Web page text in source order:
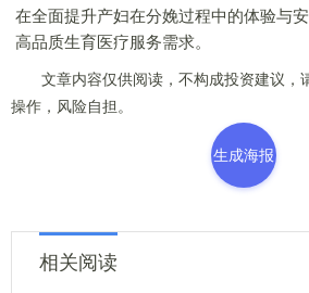
在全面提升产妇在分娩过程中的体验与
高品质生育医疗服务需求。
文章内容仅供阅读，不构成投资建议，
操作，风险自担。
生成海报
相关阅读